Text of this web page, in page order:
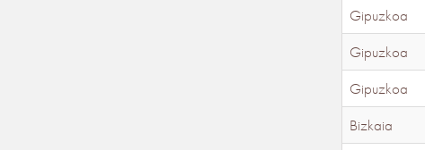
Gipuzkoa
Gipuzkoa
Gipuzkoa
Bizkaia